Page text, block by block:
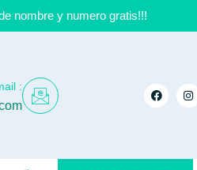
nombre y numero gratis!!!
: